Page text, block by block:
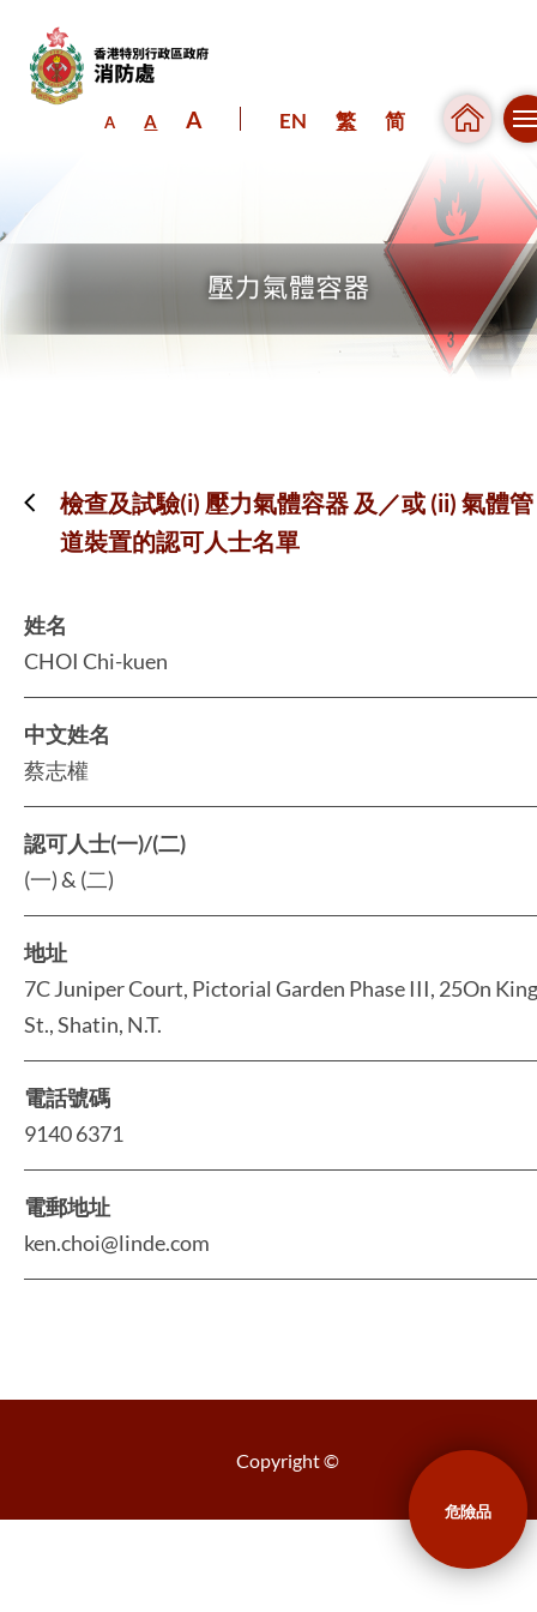
A A A EN 繁 简
檢查及試驗(i) 壓力氣體容器 及／或 (ii) 氣體管
道裝置的認可人士名單
姓名
CHOI Chi-kuen
中文姓名
蔡志權
認可人士(一)/(二)
(一) & (二)
地址
7C Juniper Court, Pictorial Garden Phase III, 25On King
St., Shatin, N.T.
電話號碼
9140 6371
電郵地址
ken.choi@linde.com
Copyright ©
危險品